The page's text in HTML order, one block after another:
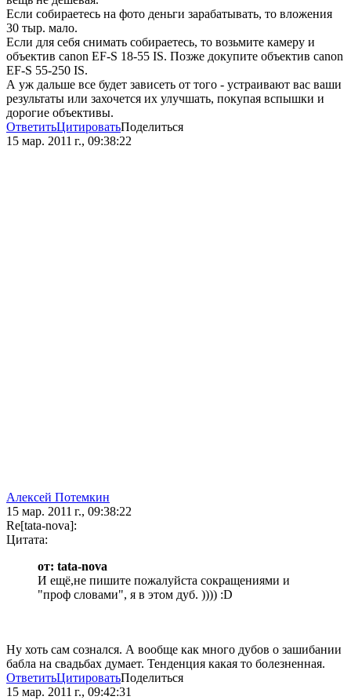
Если собираетесь на фото деньги зарабатывать, то вложения
30 тыр. мало.
Если для себя снимать собираетесь, то возьмите камеру и
объектив canon EF-S 18-55 IS. Позже докупите объектив canon
EF-S 55-250 IS.
А уж дальше все будет зависеть от того - устраивают вас ваши
результаты или захочется их улучшать, покупая вспышки и
дорогие объективы.
ОтветитьЦитироватьПоделиться
15 мар. 2011 г., 09:38:22
Алексей Потемкин
15 мар. 2011 г., 09:38:22
Re[tata-nova]:
Цитата:
от: tata-nova
И ещё,не пишите пожалуйста сокращениями и
"проф словами", я в этом дуб. )))) :D
Ну хоть сам сознался. А вообще как много дубов о зашибании
бабла на свадьбах думает. Тенденция какая то болезненная.
ОтветитьЦитироватьПоделиться
15 мар. 2011 г., 09:42:31